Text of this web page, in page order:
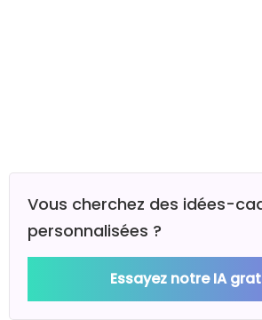
Vous cherchez des idées-
personnalisées ?
Essayez notre IA